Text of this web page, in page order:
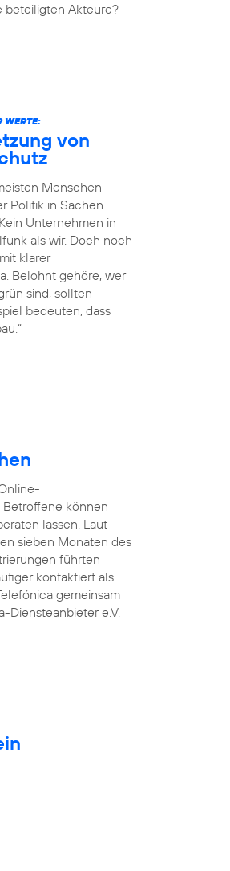
beteiligten Akteure?
WERTE:
von
Menschen
Politik in Sachen
Unternehmen in
als wir. Doch noch
klarer
Belohnt gehöre, wer
sind, sollten
bedeuten, dass
Betroffene können
lassen. Laut
sieben Monaten des
führten
kontaktiert als
gemeinsam
Diensteanbieter e.V.